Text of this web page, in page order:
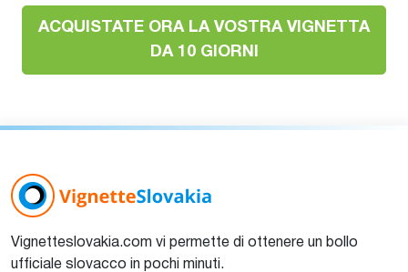
ACQUISTATE ORA LA VOSTRA VIGNETTA
DA 10 GIORNI
Vignetteslovakia.com vi permette di ottenere un bollo
ufficiale slovacco in pochi minuti.